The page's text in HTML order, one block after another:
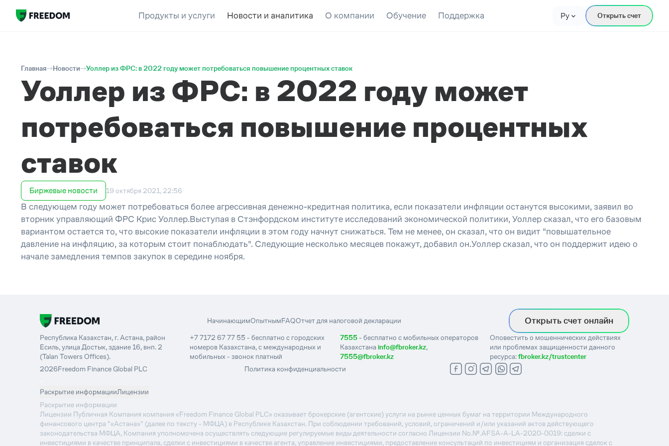
Продукты и услуги Новости и аналитика О компании Обучение Поддержка Ру Открыть счет
Главная Новости Уоллер из ФРС: в 2022 году может потребоваться повышение процентных ставок
Уоллер из ФРС: в 2022 году может
потребоваться повышение процентных
ставок
Биржевые новости 19 октября 2021, 22:56
В следующем году может потребоваться более агрессивная денежно-кредитная политика, если показатели инфляции останутся высокими, заявил во
вторник управляющий ФРС Крис Уоллер.Выступая в Стэнфордском институте исследований экономической политики, Уоллер сказал, что его базовым
вариантом остается то, что высокие показатели инфляции в этом году начнут снижаться. Тем не менее, он сказал, что он видит "повышательное
давление на инфляцию, за которым стоит понаблюдать". Следующие несколько месяцев покажут, добавил он.Уоллер сказал, что он поддержит идею о
начале замедления темпов закупок в середине ноября.
НачинающимОпытнымFAQОтчет для налоговой декларации Открыть счет онлайн
Республика Казахстан, г. Астана, район
Есиль, улица Достык, здание 16, внп. 2
(Talan Towers Offices).
+7 7172 67 77 55 - бесплатно с городских
номеров Казахстана, с международных и
мобильных - звонок платный
7555- бесплатно с мобильных операторов
Казахстанаinfo@fbroker.kz,
7555@fbroker.kz
Оповестить о мошеннических действиях
или проблемах защищенности данного
ресурса:fbroker.kz/trustcenter
2026Freedom Finance Global PLC
Политика конфиденциальности
Раскрытие информацииЛицензии
Раскрытие информации
Лицензии Публичная Компания компания «Freedom Finance Global PLC» оказывает брокерские (агентские) услуги на рынке ценных бумаг на территории Международного
финансового центра "«Астана»" (далее по тексту - МФЦА) в Республике Казахстан. При соблюдении требований, условий, ограничений и/или указаний актов действующего
законодательства МФЦА, Компания уполномочена осуществлять следующие регулируемые виды деятельности согласно Лицензии No.№.AFSA-A-LA-2020-0019: сделки с
инвестициями в качестве принципала, сделки с инвестициями в качестве агента, управление инвестициями, предоставление консультаций по инвестициям и организация сделок с